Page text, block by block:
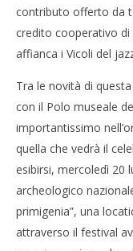
contributo offerto da
credito cooperativo di
affianca i Vicoli del
Tra le novità di
con il Polo museale
importantissimo
quella che vedrà il
esibirsi, mercoledì 20
archeologico
primigenia”, una
attraverso il festival